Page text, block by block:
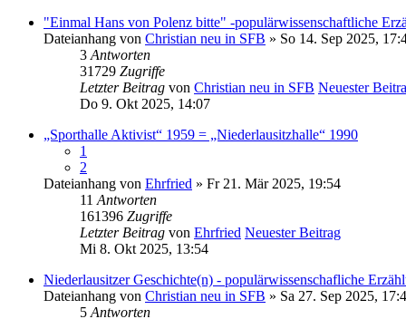
"Einmal Hans von Polenz bitte" -populärwissenschaftliche
Dateianhang von Christian neu in SFB » So 14. Sep 2025,
3 Antworten
31729 Zugriffe
Letzter Beitrag von Christian neu in SFB Neuester
Do 9. Okt 2025, 14:07
„Sporthalle Aktivist“ 1959 = „Niederlausitzhalle“ 1990
1
2
Dateianhang von Ehrfried » Fr 21. Mär 2025, 19:54
11 Antworten
161396 Zugriffe
Letzter Beitrag von Ehrfried Neuester Beitrag
Mi 8. Okt 2025, 13:54
Niederlausitzer Geschichte(n) - populärwissenschafliche
Dateianhang von Christian neu in SFB » Sa 27. Sep 2025,
5 Antworten